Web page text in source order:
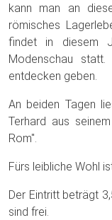
kann man an
römisches
findet in diesem
Modenschau
entdecken geben.
An beiden Tagen
Terhard aus
Rom".
Fürs leibliche Wohl
Der Eintritt beträgt
sind frei.